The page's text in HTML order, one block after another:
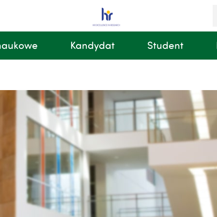
Kandydat Student